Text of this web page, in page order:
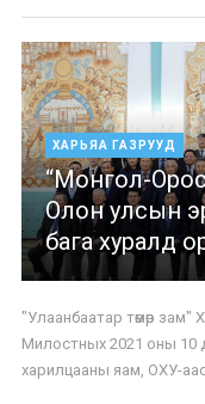
ХАРЬЯА ГАЗРУУД
“Монгол-
Олон улсын
бага хуралд
"Улаанбаатар төмөр
Милостных 2021 оны 10
харилцааны яам, ОХУ-